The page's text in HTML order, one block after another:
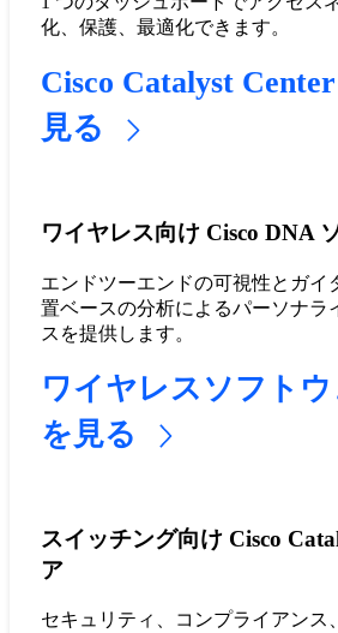
化、保護、最適化できます。
Cisco Catalyst
見る
ワイヤレス向け Cisco DNA
エンドツーエンドの可視性とガイ
置ベースの分析によるパーソナラ
スを提供します。
ワイヤレスソフト
を見る
スイッチング向け Cisco
ア
セキュリティ、コンプライアンス